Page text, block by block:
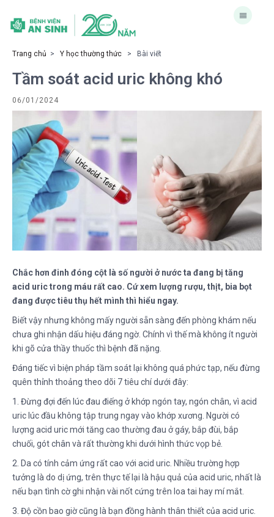
Trang chủ > Y học thường thức > Bài viết
Tầm soát acid uric không khó
06/01/2024
Chắc hơn đinh đóng cột là số người ở nước ta đang bị tăng
acid uric trong máu rất cao. Cứ xem lượng rượu, thịt, bia bọt
đang được tiêu thụ hết mình thì hiểu ngay.
Biết vậy nhưng không mấy người sẵn sàng đến phòng khám nếu
chưa ghi nhận dấu hiệu đáng ngờ. Chính vì thế mà không ít người
khi gõ cửa thầy thuốc thì bệnh đã nặng.
Đáng tiếc vì biện pháp tầm soát lại không quá phức tạp, nếu đừng
quên thỉnh thoảng theo dõi 7 tiêu chí dưới đây:
1. Đừng đợi đến lúc đau điếng ở khớp ngón tay, ngón chân, vì acid
uric lúc đầu không tập trung ngay vào khớp xương. Người có
lượng acid uric mới tăng cao thường đau ở gáy, bắp đùi, bắp
chuối, gót chân và rất thường khi dưới hình thức vọp bẻ.
2. Da có tính cảm ứng rất cao với acid uric. Nhiều trường hợp
tưởng là do dị ứng, trên thực tế lại là hậu quả của acid uric, nhất là
nếu bạn tình cờ ghi nhận vài nốt cứng trên loa tai hay mí mắt.
3. Độ cồn bao giờ cũng là bạn đồng hành thân thiết của acid uric.